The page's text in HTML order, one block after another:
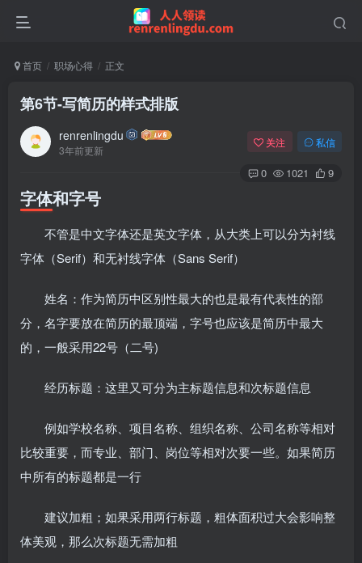
首页 职场心得 正文
第6节-写简历的样式排版
renrenlingdu
3年前更新
关注 私信
0 1021 9
字体和字号
不管是中文字体还是英文字体，从大类上可以分为衬线
字体（Serif）和无衬线字体（Sans Serif）
姓名：作为简历中区别性最大的也是最有代表性的部
分，名字要放在简历的最顶端，字号也应该是简历中最大
的，一般采用22号（二号)
经历标题：这里又可分为主标题信息和次标题信息
例如学校名称、项目名称、组织名称、公司名称等相对
比较重要，而专业、部门、岗位等相对次要一些。如果简历
中所有的标题都是一行
建议加粗；如果采用两行标题，粗体面积过大会影响整
体美观，那么次标题无需加粗